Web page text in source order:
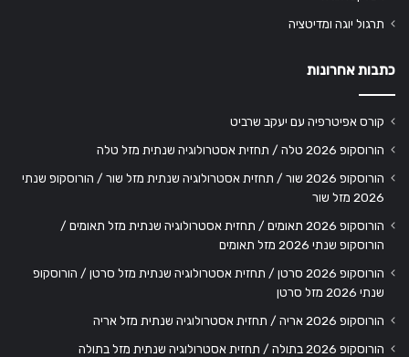
תרגול יוגה ומדיטציה
כתבות אחרונות
קורס אפיטרפיה עם יעקב שרביט
הורוסקופ 2026 טלה / תחזית אסטרולוגיה שנתית מזל טלה
הורוסקופ 2026 שור / תחזית אסטרולוגיה שנתית מזל שור / הורוסקופ שנתי
2026 מזל שור
הורוסקופ 2026 תאומים / תחזית אסטרולוגיה שנתית מזל תאומים /
הורוסקופ שנתי 2026 מזל תאומים
הורוסקופ 2026 סרטן / תחזית אסטרולוגיה שנתית מזל סרטן / הורוסקופ
שנתי 2026 מזל סרטן
הורוסקופ 2026 אריה / תחזית אסטרולוגיה שנתית מזל אריה
הורוסקופ 2026 בתולה / תחזית אסטרולוגיה שנתית מזל בתולה